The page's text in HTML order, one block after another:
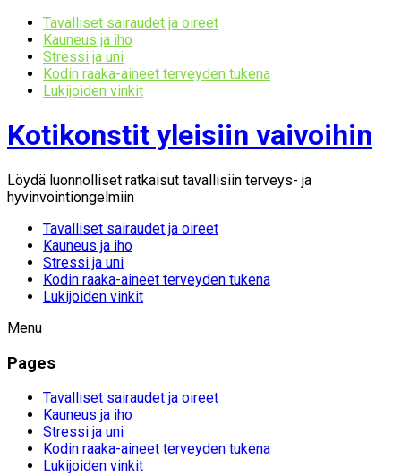
Tavalliset sairaudet ja oireet
Kauneus ja iho
Stressi ja uni
Kodin raaka-aineet terveyden tukena
Lukijoiden vinkit
Kotikonstit yleisiin vaivoihin
Löydä luonnolliset ratkaisut tavallisiin terveys- ja
hyvinvointiongelmiin
Tavalliset sairaudet ja oireet
Kauneus ja iho
Stressi ja uni
Kodin raaka-aineet terveyden tukena
Lukijoiden vinkit
Menu
Pages
Tavalliset sairaudet ja oireet
Kauneus ja iho
Stressi ja uni
Kodin raaka-aineet terveyden tukena
Lukijoiden vinkit